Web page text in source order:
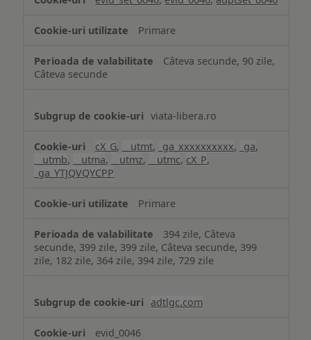
Primare
Câteva secunde, 90 zile,
Câteva secunde
viata-libera.ro
cX_G, __utmt, _ga_xxxxxxxxxx, _ga,
__utmb, __utma, __utmz, __utmc, cX_P,
_ga_YTJQVQYCPP
Primare
394 zile, Câteva
secunde, 399 zile, 399 zile, Câteva secunde, 399
zile, 182 zile, 364 zile, 394 zile, 729 zile
adtlgc.com
evid_0046